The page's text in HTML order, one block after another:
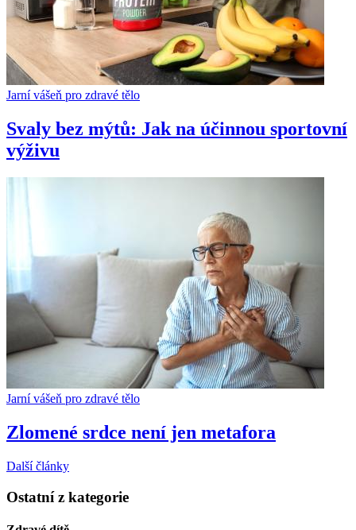
Jarní vášeň pro zdravé tělo
Svaly bez mýtů: Jak na účinnou sportovní
výživu
Jarní vášeň pro zdravé tělo
Zlomené srdce není jen metafora
Další články
Ostatní z kategorie